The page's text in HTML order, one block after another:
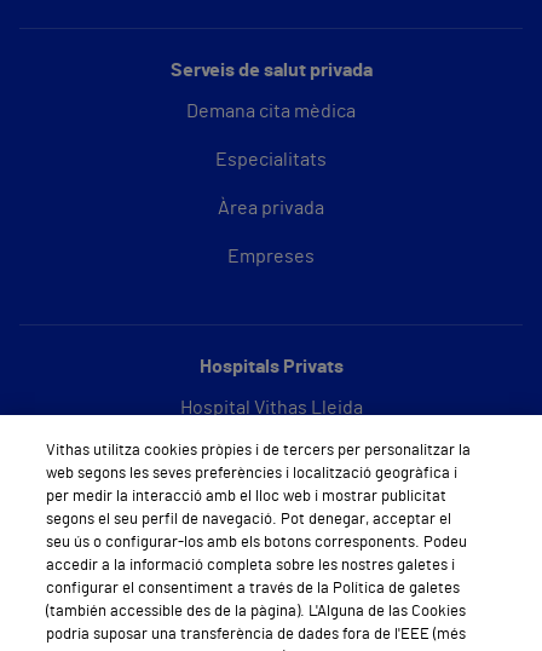
Serveis de salut privada
Demana cita mèdica
Especialitats
Àrea privada
Empreses
Hospitals Privats
Hospital Vithas Lleida
Hospital Vithas Barcelona
Sobre Vithas
Qui som
Vithas utilitza cookies pròpies i de tercers per personalitzar la
web segons les seves preferències i localització geogràfica i
per medir la interacció amb el lloc web i mostrar publicitat
segons el seu perfil de navegació. Pot denegar, acceptar el
seu ús o configurar-los amb els botons corresponents. Podeu
accedir a la informació completa sobre les nostres galetes i
configurar el consentiment a través de la Política de galetes
(también accessible des de la pàgina). L'Alguna de las Cookies
podria suposar una transferència de dades fora de l'EEE (més